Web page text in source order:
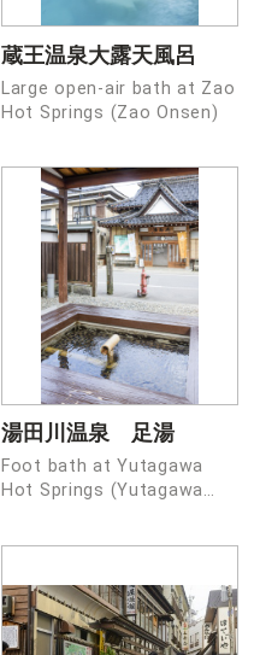
蔵王温泉大露天風呂
Large open-air bath at Zao
Hot Springs (Zao Onsen)
湯田川温泉 足湯
Foot bath at Yutagawa
Hot Springs (Yutagawa